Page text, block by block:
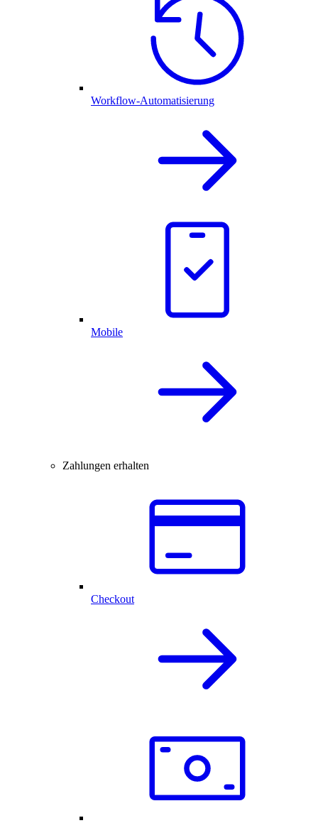
Workflow-Automatisierung
Mobile
Zahlungen erhalten
Checkout